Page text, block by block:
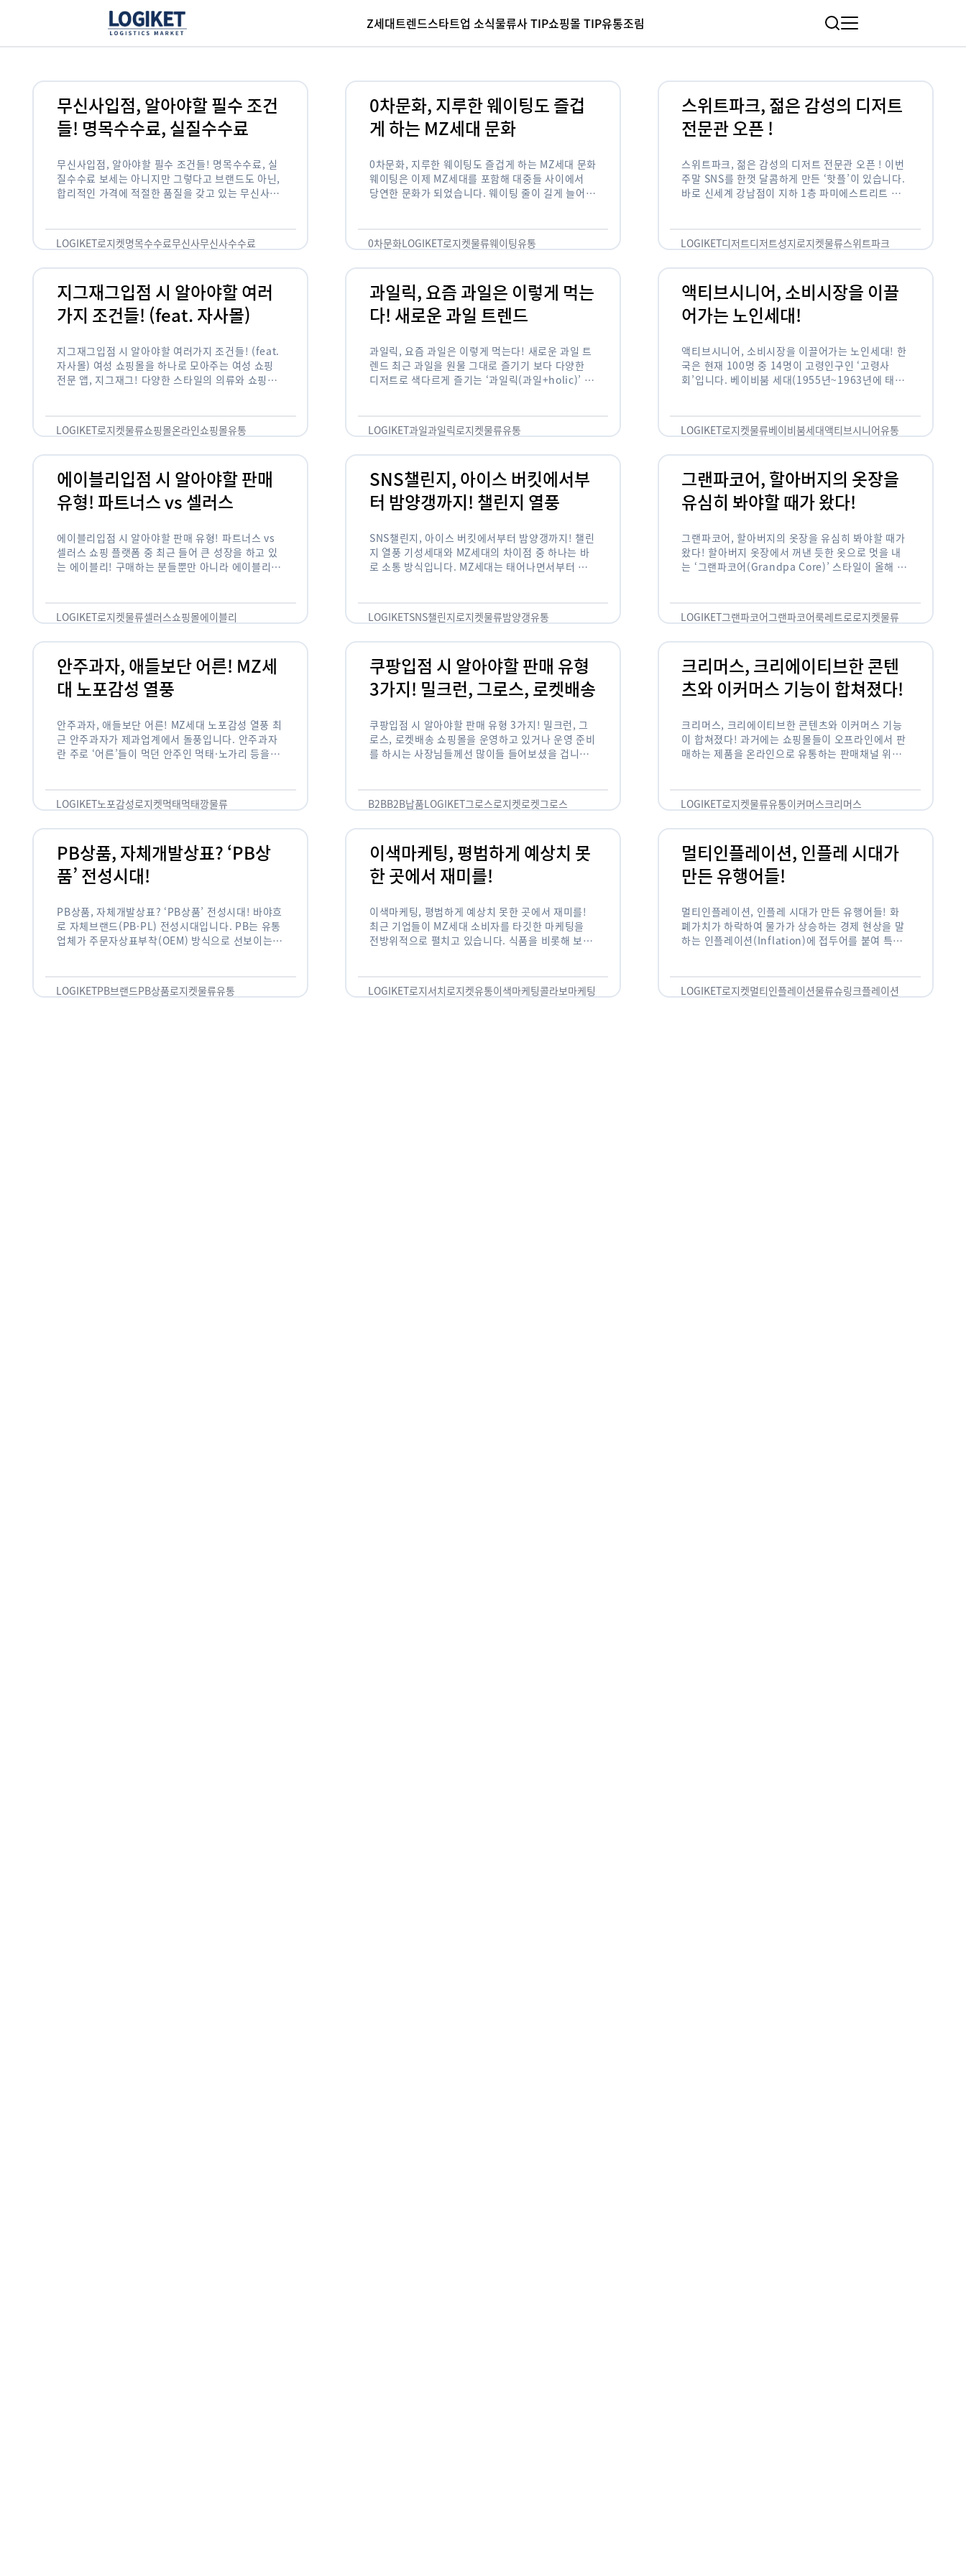
Z세대트렌드스타트업 소식물류사 TIP쇼핑몰 TIP유통조림
무신사입점, 알아야할 필수 조건
들! 명목수수료, 실질수수료
무신사입점, 알아야할 필수 조건들! 명목수수료, 실
질수수료 보세는 아니지만 그렇다고 브랜드도 아닌,
합리적인 가격에 적절한 품질을 갖고 있는 무신사!
LOGIKET로지켓명목수수료무신사무신사수수료
0차문화, 지루한 웨이팅도 즐겁
게 하는 MZ세대 문화
0차문화, 지루한 웨이팅도 즐겁게 하는 MZ세대 문화
웨이팅은 이제 MZ세대를 포함해 대중들 사이에서
당연한 문화가 되었습니다. 웨이팅 줄이 길게 늘어서
0차문화LOGIKET로지켓물류웨이팅유통
스위트파크, 젊은 감성의 디저트
전문관 오픈 !
스위트파크, 젊은 감성의 디저트 전문관 오픈 ! 이번
주말 SNS를 한껏 달콤하게 만든 ‘핫플’이 있습니다.
바로 신세계 강남점이 지하 1층 파미에스트리트 분
LOGIKET디저트디저트성지로지켓물류스위트파크
지그재그입점 시 알아야할 여러
가지 조건들! (feat. 자사몰)
지그재그입점 시 알아야할 여러가지 조건들! (feat.
자사몰) 여성 쇼핑몰을 하나로 모아주는 여성 쇼핑
전문 앱, 지그재그! 다양한 스타일의 의류와 쇼핑몰
LOGIKET로지켓물류쇼핑몰온라인쇼핑몰유통
과일릭, 요즘 과일은 이렇게 먹는
다! 새로운 과일 트렌드
과일릭, 요즘 과일은 이렇게 먹는다! 새로운 과일 트
렌드 최근 과일을 원물 그대로 즐기기 보다 다양한
디저트로 색다르게 즐기는 ‘과일릭(과일+holic)’ 트
…
LOGIKET과일과일릭로지켓물류유통
액티브시니어, 소비시장을 이끌
어가는 노인세대!
액티브시니어, 소비시장을 이끌어가는 노인세대! 한
국은 현재 100명 중 14명이 고령인구인 ‘고령사
회’입니다. 베이비붐 세대(1955년~1963년에 태어
오고 있습니다. 하지만 사회가 늙어가는 …
LOGIKET로지켓물류베이비붐세대액티브시니어유통
에이블리입점 시 알아야할 판매
유형! 파트너스 vs 셀러스
에이블리입점 시 알아야할 판매 유형! 파트너스 vs
셀러스 쇼핑 플랫폼 중 최근 들어 큰 성장을 하고 있
는 에이블리! 구매하는 분들뿐만 아니라 에이블리에
LOGIKET로지켓물류셀러스쇼핑몰에이블리
SNS챌린지, 아이스 버킷에서부
터 밤양갱까지! 챌린지 열풍
SNS챌린지, 아이스 버킷에서부터 밤양갱까지! 챌린
지 열풍 기성세대와 MZ세대의 차이점 중 하나는 바
로 소통 방식입니다. MZ세대는 태어나면서부터 디
도 능숙한 …
LOGIKETSNS챌린지로지켓물류밤양갱유통
그랜파코어, 할아버지의 옷장을
유심히 봐야할 때가 왔다!
그랜파코어, 할아버지의 옷장을 유심히 봐야할 때가
왔다! 할아버지 옷장에서 꺼낸 듯한 옷으로 멋을 내
는 ‘그랜파코어(Grandpa Core)’ 스타일이 올해 패
을 …
LOGIKET그랜파코어그랜파코어룩레트로로지켓물류
안주과자, 애들보단 어른! MZ세
대 노포감성 열풍
안주과자, 애들보단 어른! MZ세대 노포감성 열풍 최
근 안주과자가 제과업계에서 돌풍입니다. 안주과자
란 주로 ‘어른’들이 먹던 안주인 먹태·노가리 등을
LOGIKET노포감성로지켓먹태먹태깡물류
쿠팡입점 시 알아야할 판매 유형
3가지! 밀크런, 그로스, 로켓배송
쿠팡입점 시 알아야할 판매 유형 3가지! 밀크런, 그
로스, 로켓배송 쇼핑몰을 운영하고 있거나 운영 준비
를 하시는 사장님들께선 많이들 들어보셨을 겁니다.
B2BB2B납품LOGIKET그로스로지켓로켓그로스
크리머스, 크리에이티브한 콘텐
츠와 이커머스 기능이 합쳐졌다!
크리머스, 크리에이티브한 콘텐츠와 이커머스 기능
이 합쳐졌다! 과거에는 쇼핑몰들이 오프라인에서 판
매하는 제품을 온라인으로 유통하는 판매채널 위주
는 콘텐츠 기반의 …
LOGIKET로지켓물류유통이커머스크리머스
PB상품, 자체개발상표? ‘PB상
품’ 전성시대!
PB상품, 자체개발상표? ‘PB상품’ 전성시대! 바야흐
로 자체브랜드(PB·PL) 전성시대입니다. PB는 유통
업체가 주문자상표부착(OEM) 방식으로 선보이는
물가 시대와 맞물려 …
LOGIKETPB브랜드PB상품로지켓물류유통
이색마케팅, 평범하게 예상치 못
한 곳에서 재미를!
이색마케팅, 평범하게 예상치 못한 곳에서 재미를!
최근 기업들이 MZ세대 소비자를 타깃한 마케팅을
전방위적으로 펼치고 있습니다. 식품을 비롯해 보수
…
LOGIKET로지서치로지켓유통이색마케팅콜라보마케팅
멀티인플레이션, 인플레 시대가
만든 유행어들!
멀티인플레이션, 인플레 시대가 만든 유행어들! 화
폐가치가 하락하여 물가가 상승하는 경제 현상을 말
하는 인플레이션(Inflation)에 접두어를 붙여 특정
링크플레이션, 그리드플레이션 등등. …
LOGIKET로지켓멀티인플레이션물류슈링크플레이션